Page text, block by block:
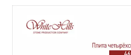
Вентилируемый фасад
Декоративные элементы